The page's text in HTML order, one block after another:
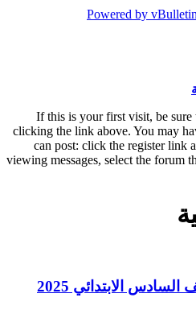
If this is your first visit, be sure
clicking the link above. You may
can post: click the register link
viewing messages, select the forum
الابتدائي 2025